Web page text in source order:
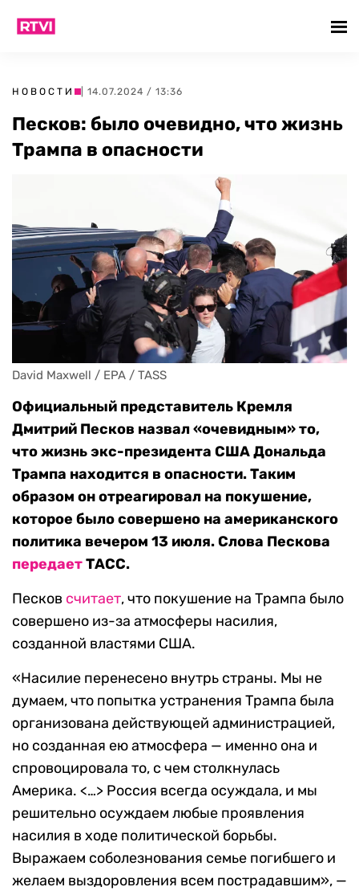
НОВОСТИ | 14.07.2024 / 13:36
Песков: было очевидно, что жизнь
Трампа в опасности
David Maxwell / EPA / TASS
Официальный представитель Кремля
Дмитрий Песков назвал «очевидным» то,
что жизнь экс-президента США Дональда
Трампа находится в опасности. Таким
образом он отреагировал на покушение,
которое было совершено на американского
политика вечером 13 июля. Слова Пескова
передаетТАСС.
Песков считает, что покушение на Трампа было
совершено из-за атмосферы насилия,
созданной властями США.
«Насилие перенесено внутрь страны. Мы не
думаем, что попытка устранения Трампа была
организована действующей администрацией,
но созданная ею атмосфера — именно она и
спровоцировала то, с чем столкнулась
Америка. <…> Россия всегда осуждала, и мы
решительно осуждаем любые проявления
насилия в ходе политической борьбы.
Выражаем соболезнования семье погибшего и
желаем выздоровления всем пострадавшим», —